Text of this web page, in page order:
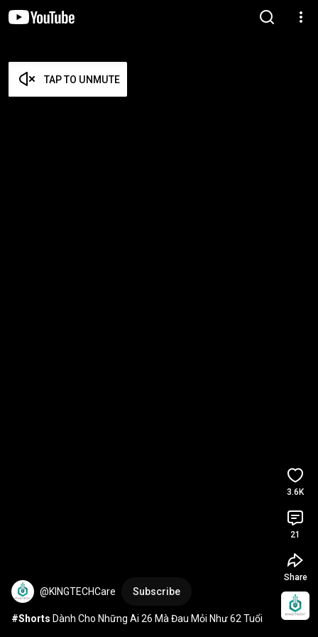
TAP TO UNMUTE
@KINGTECHCare Subscribe
#Shorts Dành Cho Những Ai 26 Mà Đau Mỏi Như 62 Tuổi
3.6K
21
Share